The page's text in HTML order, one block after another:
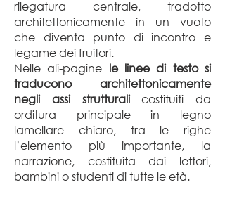
rilegatura centrale, tradotto
architettonicamente in un vuoto
che diventa punto di incontro e
legame dei fruitori.
Nelle ali-pagine le linee di testo si
traducono architettonicamente
negli assi strutturalicostituiti da
orditura principale in legno
lamellare chiaro, tra le righe
l’elemento più importante, la
narrazione, costituita dai lettori,
bambini o studenti di tutte le età.